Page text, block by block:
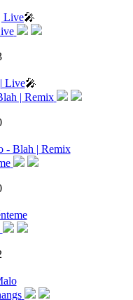
Live🎤
Live🎤
- Blah | Remix